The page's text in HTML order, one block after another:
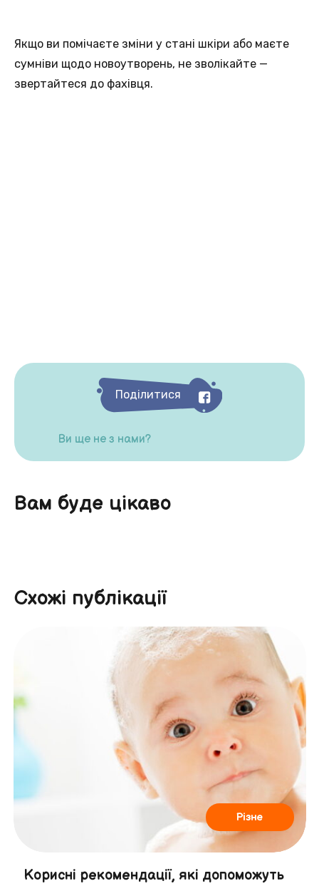
Якщо ви помічаєте зміни у стані шкіри або маєте
сумніви щодо новоутворень, не зволікайте —
звертайтеся до фахівця.
Поділитися
Ви ще не з нами?
Вам буде цікаво
Схожі публікації
Різне
Корисні рекомендації, які допоможуть